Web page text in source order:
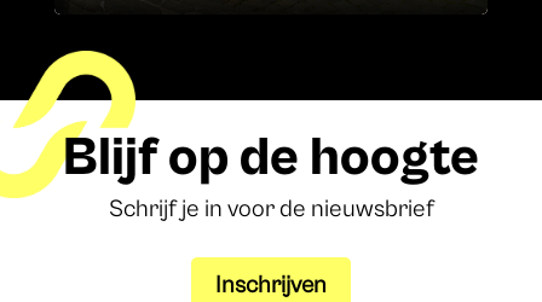
Blijf op de hoogte
Schrijf je in voor de nieuwsbrief
Inschrijven